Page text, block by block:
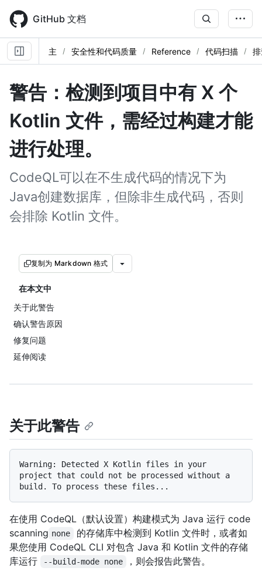
main
content
GitHub 文档
主 安全性和代码质量 Reference 代码扫描
警告：检测到项目中有 X 个
Kotlin 文件，需经过构建才能
进行处理。
CodeQL可以在不生成代码的情况下为
Java创建数据库，但除非生成代码，否则
会排除 Kotlin 文件。
复制为 Markdown 格式
在本文中
关于此警告
确认警告原因
修复问题
延伸阅读
关于此警告
Warning: Detected X Kotlin files in your
project that could not be processed without a
在使用 CodeQL（默认设置）构建模式为 Java 运行 code
scanning none
的存储库中检测到 Kotlin 文件时，或者如
果您使用 CodeQL CLI 对包含 Java 和 Kotlin 文件的存储
库运行
--build-mode none ，则会报告此警告。